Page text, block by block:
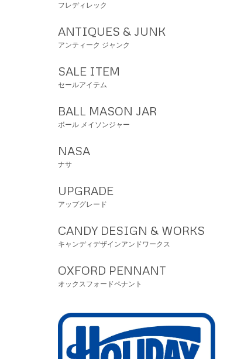
フレディレック
ANTIQUES & JUNK
アンティーク ジャンク
SALE ITEM
セールアイテム
BALL MASON JAR
ボール メイソンジャー
NASA
ナサ
UPGRADE
アップグレード
CANDY DESIGN & WORKS
キャンディデザインアンドワークス
OXFORD PENNANT
オックスフォードペナント